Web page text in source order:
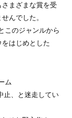
まざまな賞を受
んでした。
このジャンルから
はじめとした
ム
止、と迷走してい